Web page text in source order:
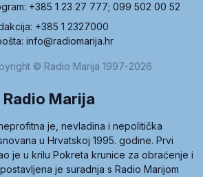
+385 1 23 27 777; 099 502 00 52
+385 1 2327000
info@radiomarija.hr
© Radio Marija 1997-2026
Radio Marija
je, nevladina i nepolitička
u Hrvatskoj 1995. godine. Prvi
je u krilu Pokreta krunice za obraćenje i
je suradnja s Radio Marijom